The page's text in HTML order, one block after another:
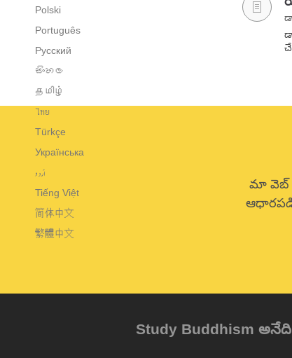
Polski
Português
Русский
සිංහල
தமிழ்
ไทย
Türkçe
Українська
اُردو
Tiếng Việt
简体中文
繁體中文
మా వెబ్
Study Buddhism అనేది